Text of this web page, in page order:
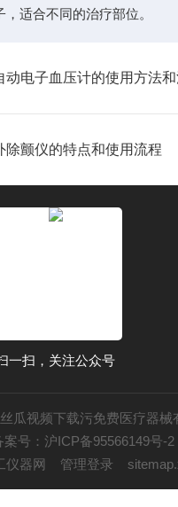
适合不同的治疗部位。
动电子血压计的使用方法
除颤仪的特点和使用流程
一扫，关注公众号
瓜视频下载污免费医疗器械
案号：沪ICP备95566149号-2
仪器网 管理登录